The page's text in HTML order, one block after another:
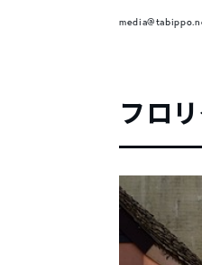
フロ